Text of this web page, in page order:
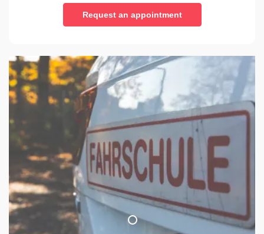
Request an appointment